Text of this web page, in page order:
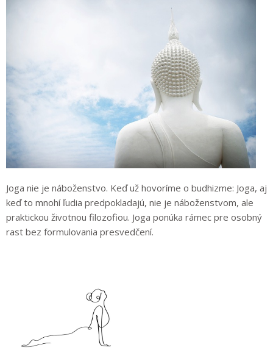
Joga nie je náboženstvo. Keď už hovoríme o budhizme: Joga, aj
keď to mnohí ľudia predpokladajú, nie je náboženstvom, ale
praktickou životnou filozofiou. Joga ponúka rámec pre osobný
rast bez formulovania presvedčení.